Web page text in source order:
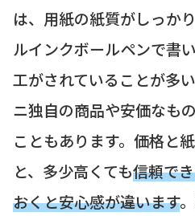
は、用紙の紙質がしっか
ルインクボールペンで書
工がされていることが多
ニ独自の商品や安価なも
こともあります。価格と
と、多少高くても信頼で
おくと安心感が違います